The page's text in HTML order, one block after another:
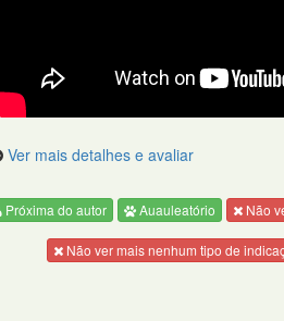
Ver mais detalhes e avaliar
Próxima do autor Auauleatório Não
Não ver mais nenhum tipo de